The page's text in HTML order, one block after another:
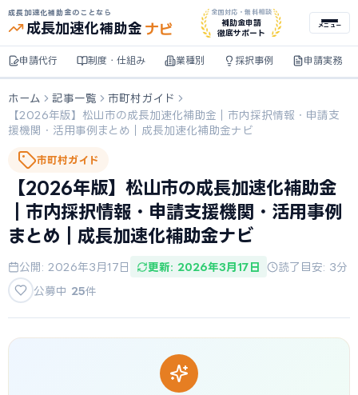
成長加速化補助金のことなら
成長加速化補助金 ナビ
全国対応・無料相談
補助金申請
徹底サポート
メニュー
申請代行 制度・仕組み 業種別 採択事例 申請実務
ホーム 記事一覧
市町村ガイド
【2026年版】松山市の成長加速化補助金｜市内採択情報・申請支
援機関・活用事例まとめ｜成長加速化補助金ナビ
市町村ガイド
【2026年版】松山市の成長加速化補助金
｜市内採択情報・申請支援機関・活用事例
まとめ｜成長加速化補助金ナビ
公開: 2026年3月17日 更新: 2026年3月17日
読了目安: 3分
公募中 25件